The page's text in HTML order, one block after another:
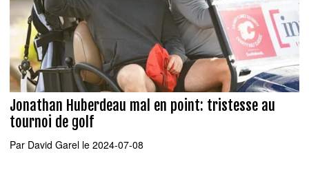
Jonathan Huberdeau mal en point: tristesse au
tournoi de golf
Par David Garel le 2024-07-08